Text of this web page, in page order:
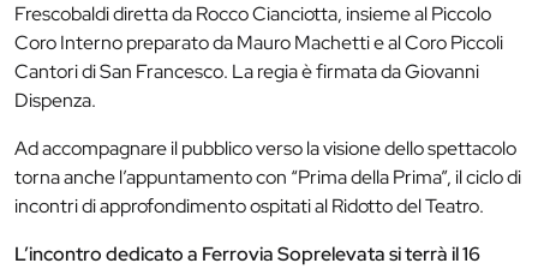
Frescobaldi diretta da Rocco Cianciotta, insieme al Piccolo
Coro Interno preparato da Mauro Machetti e al Coro Piccoli
Cantori di San Francesco. La regia è firmata da Giovanni
Dispenza.
Ad accompagnare il pubblico verso la visione dello spettacolo
torna anche l’appuntamento con “Prima della Prima”, il ciclo di
incontri di approfondimento ospitati al Ridotto del Teatro.
L’incontro dedicato a Ferrovia Soprelevata si terrà il 16